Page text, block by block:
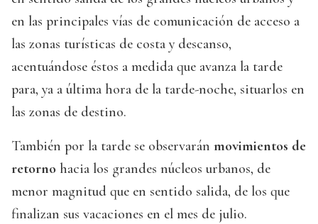
en las principales vías de comunicación de acceso a
las zonas turísticas de costa y descanso,
acentuándose éstos a medida que avanza la tarde
para, ya a última hora de la tarde-noche, situarlos en
las zonas de destino.
También por la tarde se observarán movimientos de
retorno hacia los grandes núcleos urbanos, de
menor magnitud que en sentido salida, de los que
finalizan sus vacaciones en el mes de julio.